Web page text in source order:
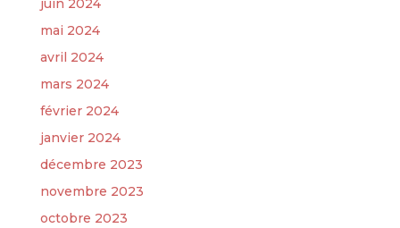
juin 2024
mai 2024
avril 2024
mars 2024
février 2024
janvier 2024
décembre 2023
novembre 2023
octobre 2023